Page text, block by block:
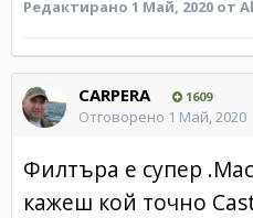
Редактирано 1 Май, 2020 от
CARPERA 1609
Отговорено 1 Май, 2020
Филтъра е супер
кажеш кой точно